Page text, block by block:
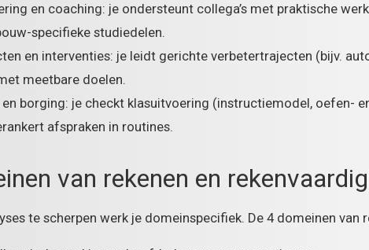
en coaching: je ondersteunt collega’s met praktische
specifieke studiedelen.
en interventies: je leidt gerichte verbetertrajecten (bijv.
meetbare doelen.
borging: je checkt klasuitvoering (instructiemodel, oefen-
afspraken in routines.
van rekenen en
te scherpen werk je domeinspecifiek. De 4 domeinen van